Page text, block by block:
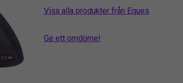
Visa alla produkter från Eques
Ge ett omdöme!